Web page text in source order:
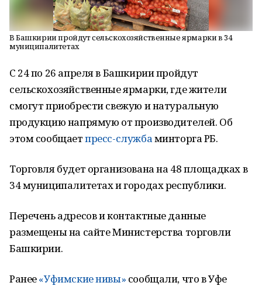
В Башкирии пройдут сельскохозяйственные ярмарки в 34
муниципалитетах
С 24 по 26 апреля в Башкирии пройдут
сельскохозяйственные ярмарки, где жители
смогут приобрести свежую и натуральную
продукцию напрямую от производителей. Об
этом сообщаетпресс-службаминторга РБ.
Торговля будет организована на 48 площадках в
34 муниципалитетах и городах республики.
Перечень адресов и контактные данные
размещены на сайте Министерства торговли
Башкирии.
Ранее«Уфимские нивы» сообщали, что в Уфе